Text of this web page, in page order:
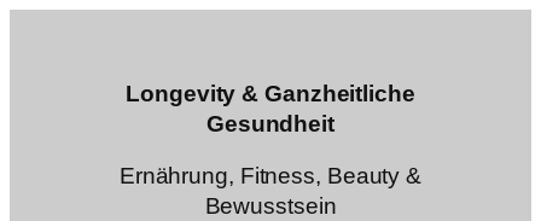
Longevity & Ganzheitliche
Gesundheit
Ernährung, Fitness, Beauty &
Bewusstsein